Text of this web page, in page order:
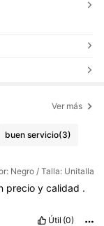
Ver más
buen servicio(3)
Negro / Talla: Unitalla
precio y calidad .
Útil (0)